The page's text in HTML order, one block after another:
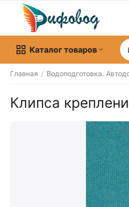
Каталог товаров
Главная / Водоподготовка.
Клипса